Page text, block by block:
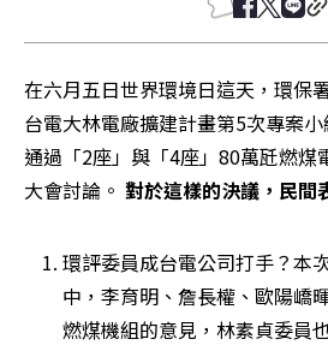
在六月五日世界環境日這天，環保
台電大林電廠擴建計畫第5次專案
通過「2座」與「4座」80萬瓩燃煤
大會討論。 對於這樣的決議，民間
環評委員成台電公司打手？本
中，李育明、詹長權、歐陽嶠
燃煤機組的意見，林素貞委員